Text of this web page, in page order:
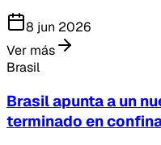
8 jun 2026
Ver más
Brasil
Brasil apunta a un
terminado en